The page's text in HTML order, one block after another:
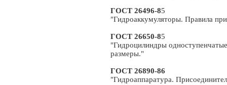
ГОСТ 26496-85
"Гидроаккумуляторы. Правила
ГОСТ 26650-85
"Гидроцилиндры
размеры."
ГОСТ 26890-86
"Гидроаппаратура.